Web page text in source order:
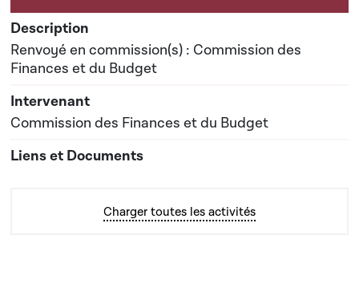
Renvoyé en commission(s) : Commission des
Finances et du Budget
Commission des Finances et du Budget
Charger toutes les activités